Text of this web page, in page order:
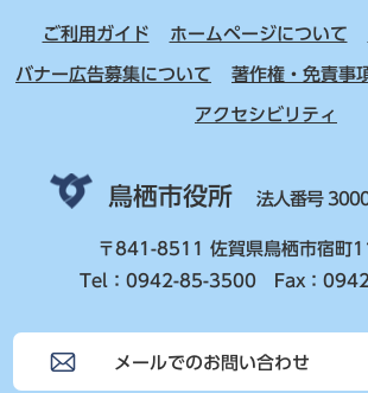
ご利用ガイド ホームページについて
バナー広告募集について 著作権・免責事
アクセシビリティ
鳥栖市役所 法人番号
〒841-8511 佐賀県鳥栖市宿町
Tel：0942-85-3500 Fax：
メールでのお問い合わせ